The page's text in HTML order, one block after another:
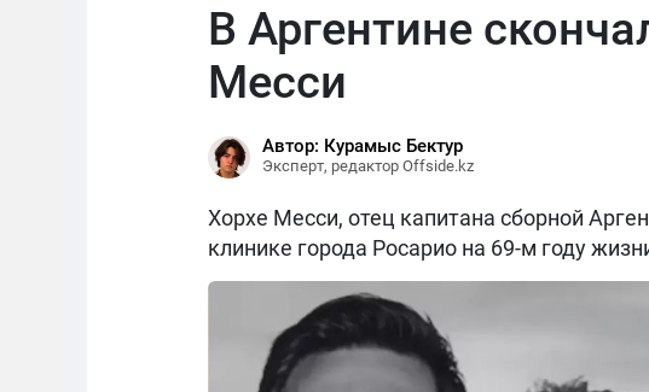
В Аргентине
Месси
Автор: Курамыс Бектур
Эксперт, редактор Offside.kz
Хорхе Месси, отец капитана сборной
клинике города Росарио на 69-м году